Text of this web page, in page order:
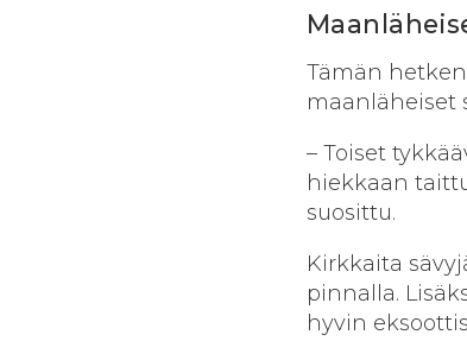
Tämän
maanläheiset
– Toiset
hiekkaan
suosittu.
Kirkkaita
pinnalla.
hyvin